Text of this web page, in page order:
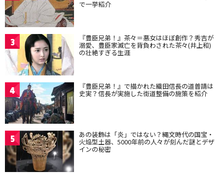
で一挙紹介
3 『豊臣兄弟！』茶々＝悪女はほぼ創作？秀吉が
溺愛、豊臣家滅亡を背負わされた茶々(井上和)
の壮絶すぎる生涯
4 『豊臣兄弟！』で描かれた織田信長の道普請は
史実？信長が実施した街道整備の施策を紹介
5 あの装飾は「炎」ではない？縄文時代の国宝・
火焔型土器、5000年前の人々が刻んだ謎とデザ
インの秘密